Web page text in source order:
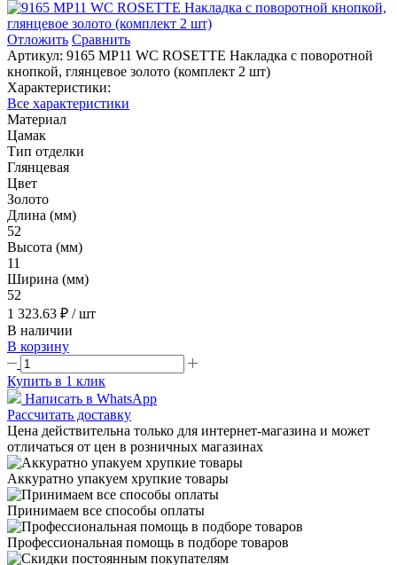
Отложить Сравнить
Артикул: 9165 MP11 WC ROSETTE Накладка с поворотной
кнопкой, глянцевое золото (комплект 2 шт)
Характеристики:
Все характеристики
Материал
Цамак
Тип отделки
Глянцевая
Цвет
Золото
Длина (мм)
52
Высота (мм)
11
Ширина (мм)
52
1 323.63 ₽ / шт
В наличии
В корзину
Купить в 1 клик
Написать в WhatsApp
Рассчитать доставку
Цена действительна только для интернет-магазина и может
отличаться от цен в розничных магазинах
Аккуратно упакуем хрупкие товары
Принимаем все способы оплаты
Профессиональная помощь в подборе товаров